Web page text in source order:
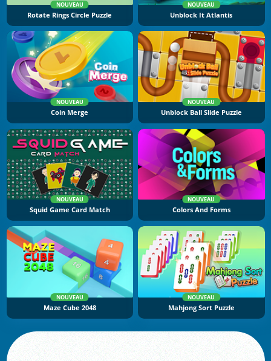
NOUVEAU
Rotate Rings Circle Puzzle
NOUVEAU
Unblock It Atlantis
NOUVEAU
Coin Merge
NOUVEAU
Unblock Ball Slide Puzzle
NOUVEAU
Squid Game Card Match
NOUVEAU
Colors And Forms
NOUVEAU
Maze Cube 2048
NOUVEAU
Mahjong Sort Puzzle